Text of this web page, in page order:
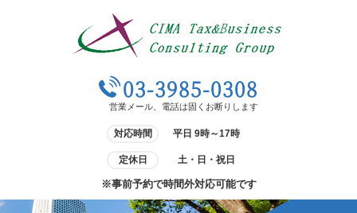
03-3985-0308
営業メール、電話は固くお断りします
対応時間 平日 9時～17時
定休日 土・日・祝日
※事前予約で時間外対応可能です